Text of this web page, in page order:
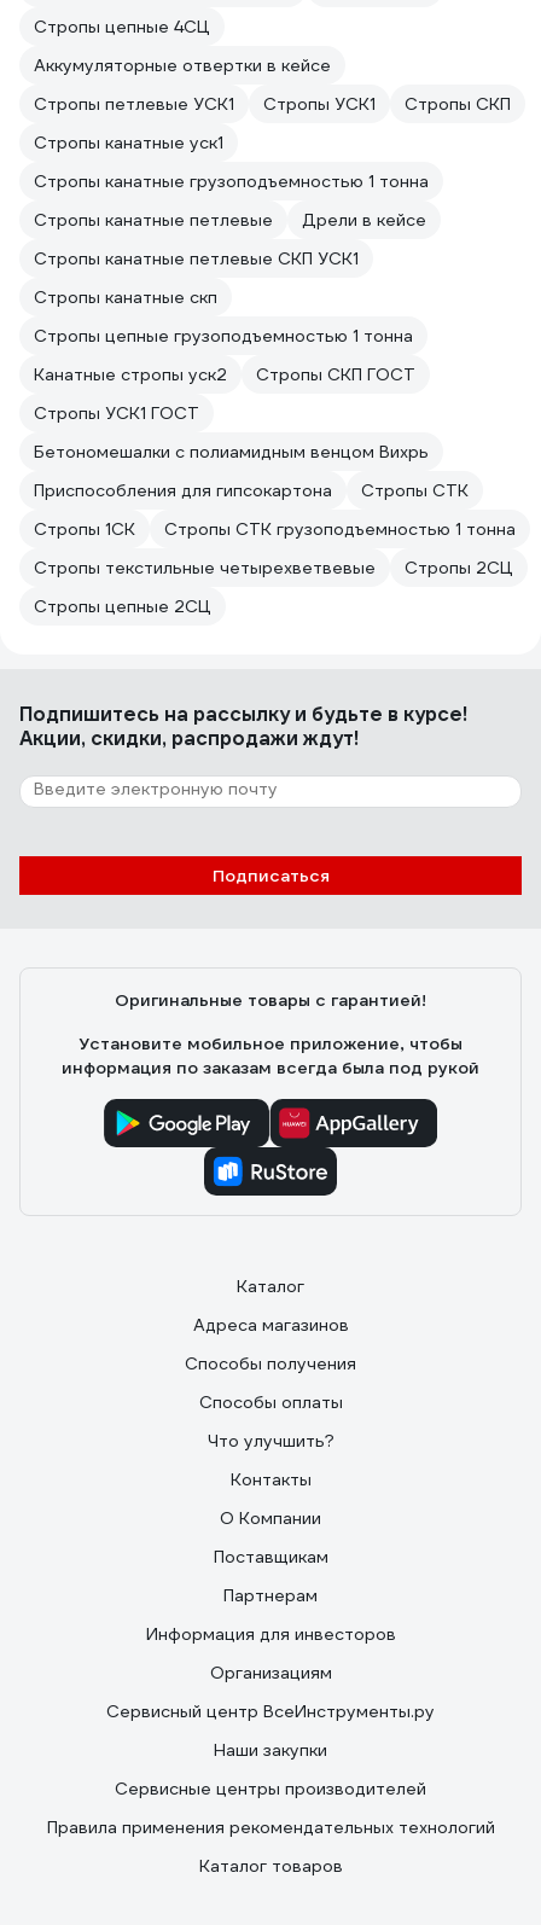
Стропы цепные 4СЦ
Аккумуляторные отвертки в кейсе
Стропы петлевые УСК1
Стропы УСК1
Стропы СКП
Стропы канатные уск1
Стропы канатные грузоподъемностью 1 тонна
Стропы канатные петлевые
Дрели в кейсе
Стропы канатные петлевые СКП УСК1
Стропы канатные скп
Стропы цепные грузоподъемностью 1 тонна
Канатные стропы уск2
Стропы СКП ГОСТ
Стропы УСК1 ГОСТ
Бетономешалки с полиамидным венцом Вихрь
Приспособления для гипсокартона
Стропы СТК
Стропы 1СК
Стропы СТК грузоподъемностью 1 тонна
Стропы текстильные четырехветвевые
Стропы 2СЦ
Стропы цепные 2СЦ
Подпишитесь на рассылкуи будьте в курсе!
Акции, скидки, распродажи ждут!
Подписаться
Оригинальные товары с гарантией!
Установите мобильное приложение, чтобы
информация по заказам всегда была под рукой
Каталог
Адреса магазинов
Способы получения
Способы оплаты
Что улучшить?
Контакты
О Компании
Поставщикам
Партнерам
Информация для инвесторов
Организациям
Сервисный центр ВсеИнструменты.ру
Наши закупки
Сервисные центры производителей
Правила применения рекомендательных технологий
Каталог товаров